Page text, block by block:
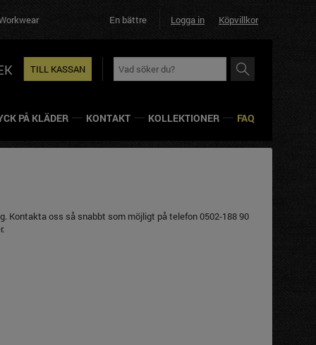
En bättre affär helt enkelt!Logga in Köpvillkor
TILL KASSAN
PÅ KLÄDER KONTAKT KOLLEKTIONER FAQ
Kontakta oss så snabbt som möjligt på telefon 0502-188 90